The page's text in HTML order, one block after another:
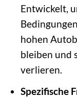
Entwickelt,
hohen
bleiben und
verlieren.
Spezifische